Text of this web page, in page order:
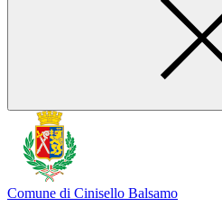
Comune di Cinisello Balsamo